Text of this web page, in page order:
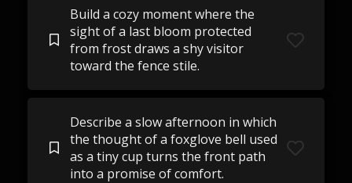
Build a cozy moment where the
sight of a last bloom protected
from frost draws a shy visitor
toward the fence stile.
Describe a slow afternoon in which
the thought of a foxglove bell used
as a tiny cup turns the front path
into a promise of comfort.